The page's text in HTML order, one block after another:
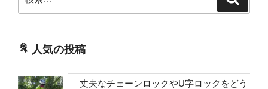
索:
人気の投稿
丈夫なチェーンロックやU字ロックをどう